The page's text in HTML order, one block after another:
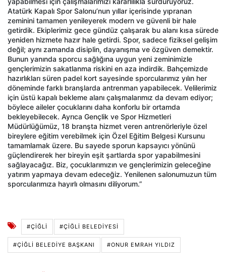
Atatürk Kapalı Spor Salonu’nun yıllar içerisinde yıpranan
zeminini tamamen yenileyerek modern ve güvenli bir hale
getirdik. Ekiplerimiz gece gündüz çalışarak bu alanı kısa sürede
yeniden hizmete hazır hale getirdi. Spor, sadece fiziksel gelişim
değil; aynı zamanda disiplin, dayanışma ve özgüven demektir.
Bunun yanında sporcu sağlığına uygun yeni zeminimizle
gençlerimizin sakatlanma riskini en aza indirdik. Bahçemizde
hazırlıkları süren padel kort sayesinde sporcularımız yılın her
döneminde farklı branşlarda antrenman yapabilecek. Velilerimiz
için üstü kapalı bekleme alanı çalışmalarımız da devam ediyor;
böylece aileler çocuklarını daha konforlu bir ortamda
bekleyebilecek. Ayrıca Gençlik ve Spor Hizmetleri
Müdürlüğümüz, 18 branşta hizmet veren antrenörleriyle özel
bireylere eğitim verebilmek için Özel Eğitim Belgesi Kursunu
tamamlamak üzere. Bu sayede sporun kapsayıcı yönünü
güçlendirerek her bireyin eşit şartlarda spor yapabilmesini
sağlayacağız. Biz, çocuklarımızın ve gençlerimizin geleceğine
yatırım yapmaya devam edeceğiz. Yenilenen salonumuzun tüm
sporcularımıza hayırlı olmasını diliyorum.”
#ÇIĞLI #ÇIĞLI BELEDIYESI
#ÇIĞLI BELEDIYE BAŞKANI #ONUR EMRAH YILDIZ